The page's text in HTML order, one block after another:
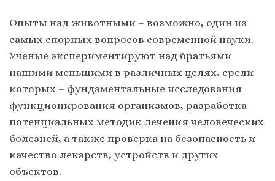
Опыты над животными – возможно, один из
самых спорных вопросов современной науки.
Ученые экспериментируют над братьями
нашими меньшими в различных целях, среди
которых – фундаментальные исследования
функционирования организмов, разработка
потенциальных методик лечения человеческих
болезней, а также проверка на безопасность и
качество лекарств, устройств и других
объектов.